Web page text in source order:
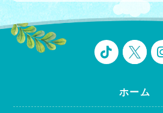
ホーム